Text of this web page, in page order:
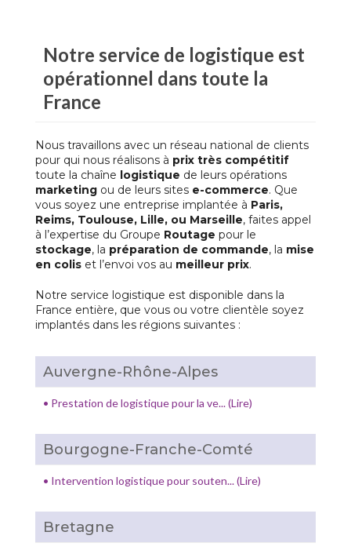
Notre service de logistique est
opérationnel dans toute la
France
Nous travaillons avec un réseau national de clients
pour qui nous réalisons à prix très compétitif
toute la chaîne logistique de leurs opérations
marketingou de leurs sites e-commerce. Que
vous soyez une entreprise implantée à Paris,
Reims, Toulouse, Lille, ou Marseille, faites appel
à l’expertise du Groupe Routage pour le
stockage, la préparation de commande, la mise
en coliset l’envoi vos au meilleur prix.
Notre service logistique est disponible dans la
France entière, que vous ou votre clientèle soyez
implantés dans les régions suivantes :
Auvergne-Rhône-Alpes
• Prestation de logistique pour la ve... (Lire)
Bourgogne-Franche-Comté
• Intervention logistique pour souten... (Lire)
Bretagne